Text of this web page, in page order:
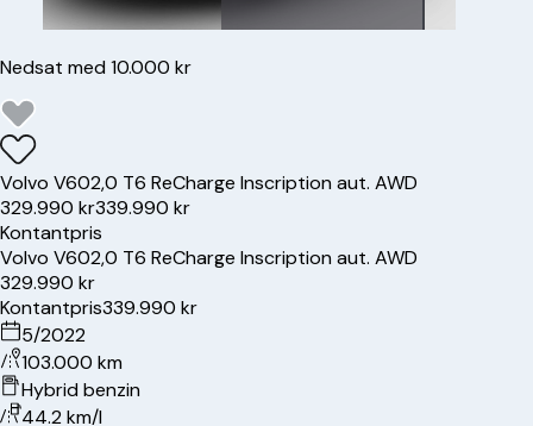
Nedsat med 10.000 kr
Volvo V602,0 T6 ReCharge Inscription aut. AWD
329.990 kr339.990 kr
Kontantpris
Volvo V602,0 T6 ReCharge Inscription aut. AWD
329.990 kr
Kontantpris339.990 kr
5/2022
103.000 km
Hybrid benzin
44.2 km/l